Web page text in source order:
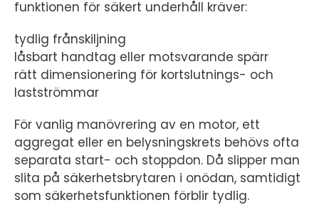
funktionen för säkert underhåll kräver:
tydlig frånskiljning
låsbart handtag eller motsvarande spärr
rätt dimensionering för kortslutnings- och
lastströmmar
För vanlig manövrering av en motor, ett
aggregat eller en belysningskrets behövs ofta
separata start- och stoppdon. Då slipper man
slita på säkerhetsbrytaren i onödan, samtidigt
som säkerhetsfunktionen förblir tydlig.